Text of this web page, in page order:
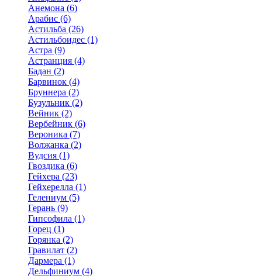
Анемона (6)
Арабис (6)
Астильба (26)
Астильбоидес (1)
Астра (9)
Астранция (4)
Бадан (2)
Барвинок (4)
Бруннера (2)
Бузульник (2)
Вейник (2)
Вербейник (6)
Вероника (7)
Волжанка (2)
Вудсия (1)
Гвоздика (6)
Гейхера (23)
Гейхерелла (1)
Гелениум (5)
Герань (9)
Гипсофила (1)
Горец (1)
Горянка (2)
Гравилат (2)
Дармера (1)
Дельфиниум (4)